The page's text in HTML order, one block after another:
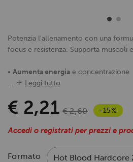
Potenzia l'allenamento con una
focus e resistenza. Supporta muscoli
• Aumenta energia e concentrazione
...
Leggi tutto
€ 2,21 € 2,60 -15%
Accedi o registrati per prezzi e
Formato